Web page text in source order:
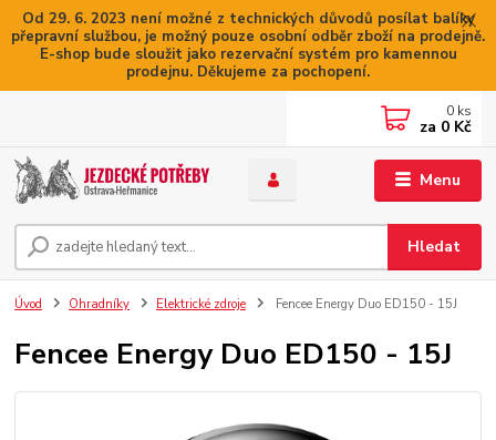
Od 29. 6. 2023 není možné z technických důvodů posílat balíky
přepravní službou, je možný pouze osobní odběr zboží na prodejně.
E-shop bude sloužit jako rezervační systém pro kamennou
prodejnu. Děkujeme za pochopení.
Menu
Hledat
0 ks
za 0 Kč
Úvod Ohradníky Elektrické zdroje Fencee Energy Duo ED150 - 15J
Fencee Energy Duo ED150 - 15J